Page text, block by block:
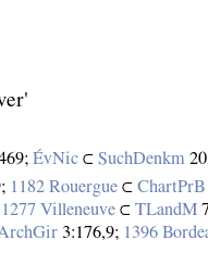
ÉvNic ⊂SuchDenkm
1182 Rouergue ⊂ChartPrB
1277 Villeneuve ⊂TLandM
3:176,9; 1396